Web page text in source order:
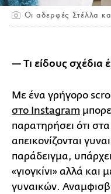
Οι αδερφές Στέλλα
— Τι είδους σχέδια
Με ένα γρήγορο
στο Ιnstagram
παρατηρήσει ότι
απεικονίζονται
παράδειγμα,
«γιογκίνι» αλλά
γυναικών.